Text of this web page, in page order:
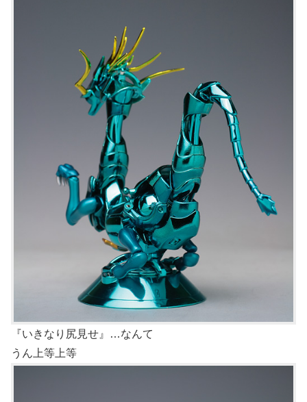
『いきなり尻見せ』…なんて
うん上等上等